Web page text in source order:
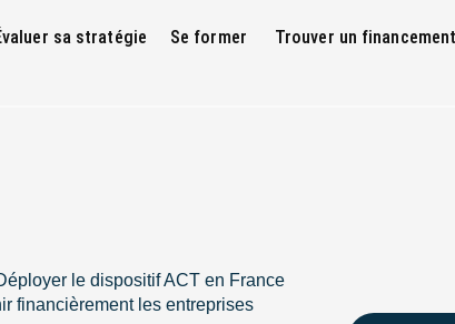
sa stratégie Se former Trouver un financement
le dispositif ACT en France
financièrement les entreprises